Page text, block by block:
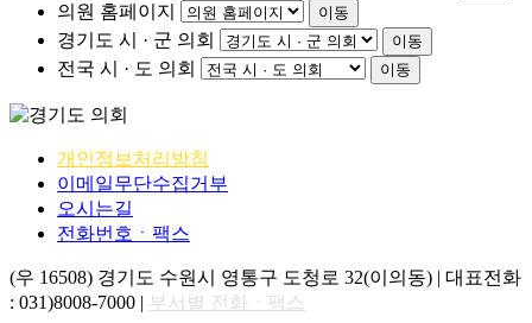
의원 홈페이지 이동
경기도 시 · 군 의회 이동
전국 시 · 도 의회 이동
개인정보처리방침
이메일무단수집거부
오시는길
전화번호ㆍ팩스
(우 16508) 경기도 수원시 영통구 도청로 32(이의동) | 대표전화
: 031)8008-7000 | 부서별 전화ㆍ팩스